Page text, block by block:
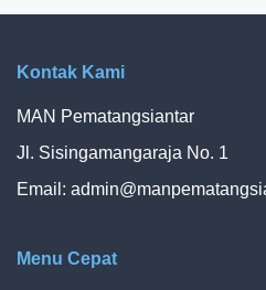
Kontak Kami
MAN Pematangsiantar
Jl. Sisingamangaraja No. 1
Email:
Menu Cepat